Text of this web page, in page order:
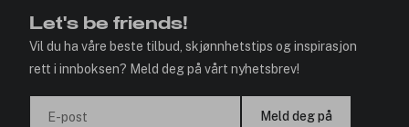
Let's be friends!
Vil du ha våre beste tilbud, skjønnhetstips og inspirasjon
rett i innboksen? Meld deg på vårt nyhetsbrev!
E-post Meld deg på